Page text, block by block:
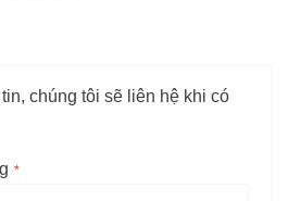
chúng tôi sẽ liên hệ khi có